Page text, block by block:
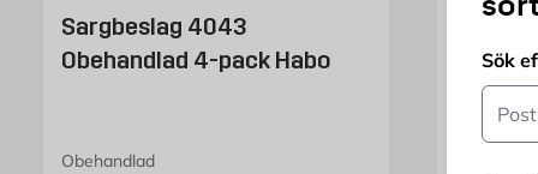
Sök
Sargbeslag 4043
Obehandlad 4-pack Habo
Obehandlad